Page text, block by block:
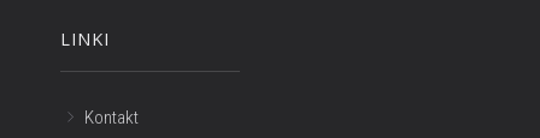
LINKI
Kontakt